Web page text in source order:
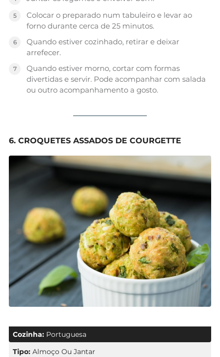
Colocar o preparado num tabuleiro e levar ao
forno durante cerca de 25 minutos.
Quando estiver cozinhado, retirar e deixar
arrefecer.
Quando estiver morno, cortar com formas
divertidas e servir. Pode acompanhar com salada
ou outro acompanhamento a gosto.
6. CROQUETES ASSADOS DE COURGETTE
Cozinha: Portuguesa
Tipo: Almoço Ou Jantar